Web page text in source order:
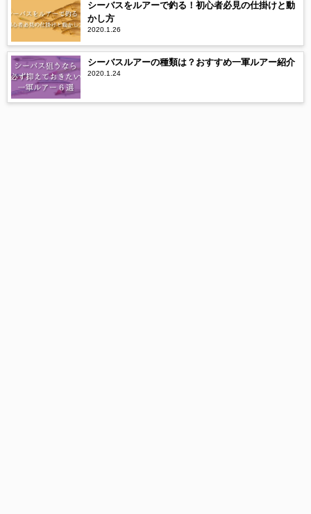
シーバスをルアーで釣る！初心者必見の仕掛けと動
かし方
2020.1.26
シーバスルアーの種類は？おすすめ一軍ルアー紹介
2020.1.24